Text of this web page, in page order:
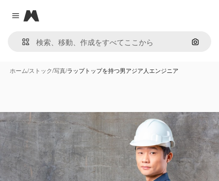
Close menu
Magnific
画像で
ホーム/ストック/写真/ラップトップを持つ男アジア人エンジニア